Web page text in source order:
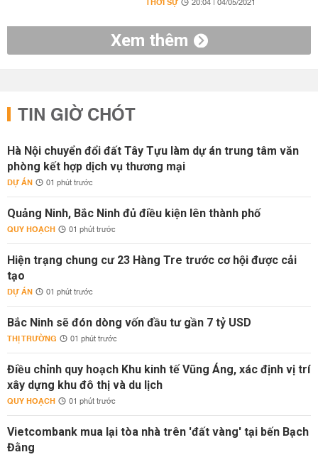
20:04 | 04/05/2021
Xem thêm
TIN GIỜ CHÓT
Hà Nội chuyển đổi đất Tây Tựu làm dự án trung tâm văn
phòng kết hợp dịch vụ thương mại
DỰ ÁN 01 phút trước
Quảng Ninh, Bắc Ninh đủ điều kiện lên thành phố
QUY HOẠCH 01 phút trước
Hiện trạng chung cư 23 Hàng Tre trước cơ hội được cải
tạo
DỰ ÁN 01 phút trước
Bắc Ninh sẽ đón dòng vốn đầu tư gần 7 tỷ USD
THỊ TRƯỜNG 01 phút trước
Điều chỉnh quy hoạch Khu kinh tế Vũng Áng, xác định vị trí
xây dựng khu đô thị và du lịch
QUY HOẠCH 01 phút trước
Vietcombank mua lại tòa nhà trên 'đất vàng' tại bến Bạch
Đằng